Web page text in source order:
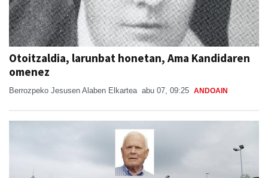
Otoitzaldia, larunbat honetan, Ama Kandidaren
omenez
Berrozpeko Jesusen Alaben Elkartea abu 07, 09:25 ANDOAIN